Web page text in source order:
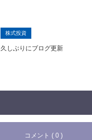
株式投資
久しぶりにブログ更新
コメント ( 0 )